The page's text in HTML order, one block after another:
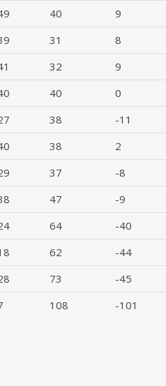
40 9
31 8
32 9
40 0
38 -11
38 2
37 -8
47 -9
64 -40
62 -44
73 -45
108 -101